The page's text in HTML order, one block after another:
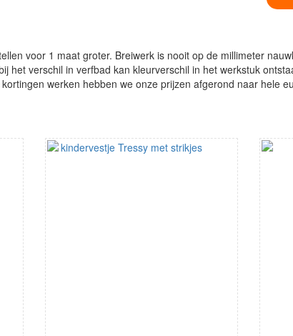
voor 1 maat groter. Breiwerk is nooit op de millimeter
het verschil in verfbad kan kleurverschil in het werkstuk
werken hebben we onze prijzen afgerond naar hele